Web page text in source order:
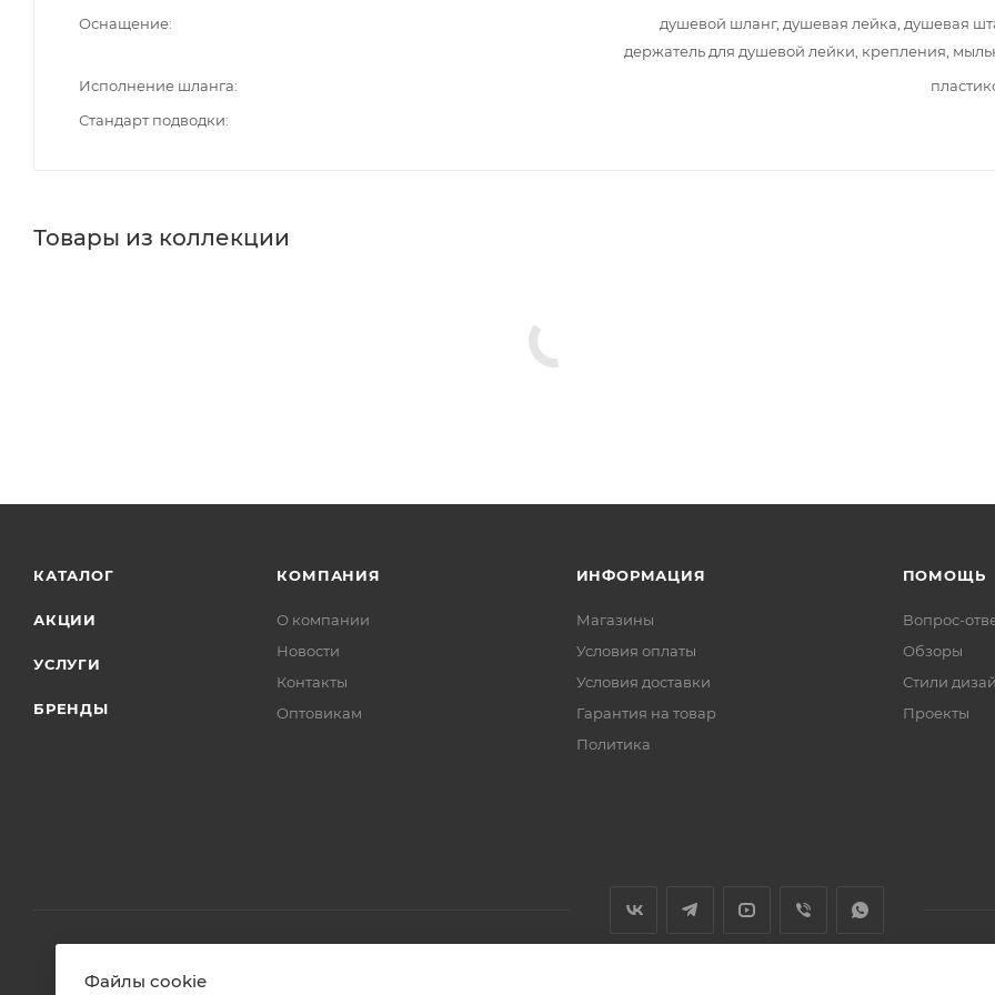
Оснащение
душевой шланг, душевая лейка, душевая
держатель для душевой лейки, крепления,
Исполнение шланга
Стандарт подводки
Товары из коллекции
Бренд
00-01212813
Максимальная цена
хромФайлы cookie